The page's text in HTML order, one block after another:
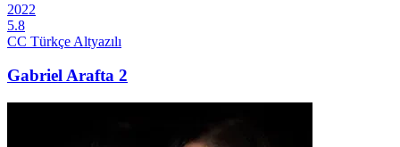
2022
5.8
CC Türkçe Altyazılı
Gabriel Arafta 2